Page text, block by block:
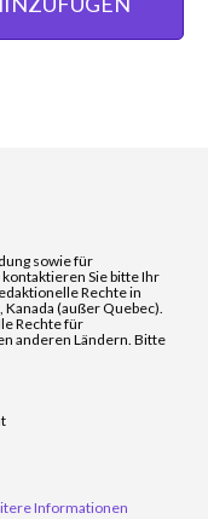
sowie für
Sie bitte Ihr
Rechte in
(außer Quebec).
Rechte für
anderen Ländern. Bitte
Informationen